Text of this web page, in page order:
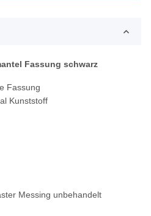
Fassung schwarz
Fassung
Kunststoff
Messing unbehandelt